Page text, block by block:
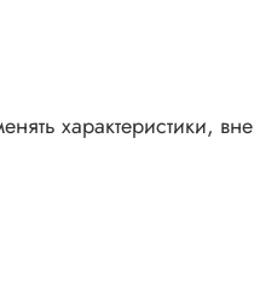
характеристики,